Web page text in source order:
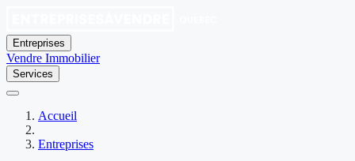
Entreprises
Vendre Immobilier
Services
Accueil
Entreprises